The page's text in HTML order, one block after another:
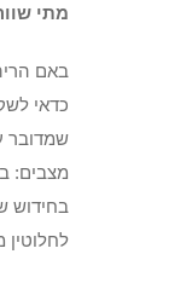
מתי
באם
כדאי
שמדובר
מצבים:
בחידוש